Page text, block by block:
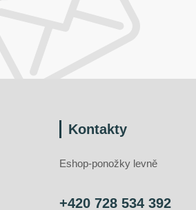
Kontakty
Eshop-ponožky levně
+420 728 534 392